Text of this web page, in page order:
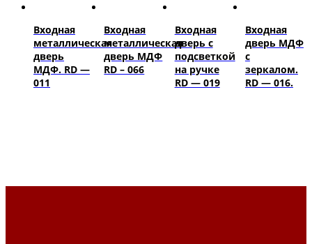
Входная
металлическая
дверь
МДФ. RD —
011
Входная
металлическая
дверь МДФ
RD – 066
Входная
дверь с
подсветкой
на ручке
RD — 019
Входная
дверь МДФ
с
зеркалом.
RD — 016.